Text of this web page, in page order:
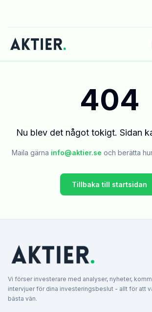
404
Nu blev det något tokigt. Sidan
Maila gärna info@aktier.se och berätta
Tillbaka till startsidan
Vi förser investerare med analyser, nyheter,
intervjuer för dina investeringsbeslut - allt för att
bästa vän.